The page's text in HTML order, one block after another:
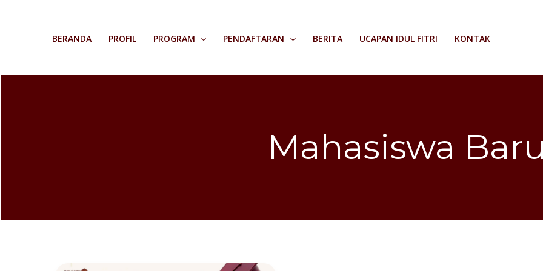
BERANDA PROFIL PROGRAM PENDAFTARAN BERITA UCAPAN IDUL FITRI KONTAK
Mahasiswa